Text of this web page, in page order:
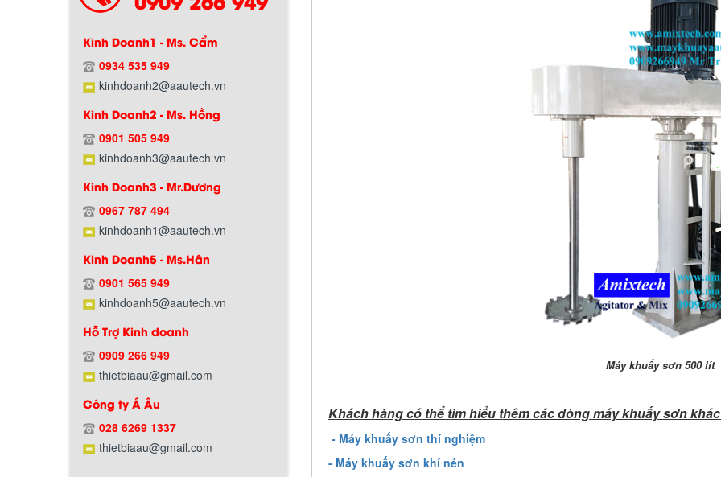
Kinh Doanh1 - Ms. Cẩm
0934 535 949
kinhdoanh2@aautech.vn
Kinh Doanh2 - Ms. Hồng
0901 505 949
kinhdoanh3@aautech.vn
Kinh Doanh3 - Mr.Dương
0967 787 494
kinhdoanh1@aautech.vn
Kinh Doanh5 - Ms.Hân
0901 565 949
kinhdoanh5@aautech.vn
Hỗ Trợ Kinh doanh
0909 266 949
thietbiaau@gmail.com
Công ty Á Âu
028 6269 1337
thietbiaau@gmail.com
Chính sách giao hàng
Hướng dẫn thanh toán mua hàng
Chính sách đổi trả hàng
Máy khuấy sơn 500 lít
Khách hàng có thể tìm hiểu thêm các dòng máy khuấy sơn
- Máy khuấy sơn thí nghiệm
- Máy khuấy sơn khí nén